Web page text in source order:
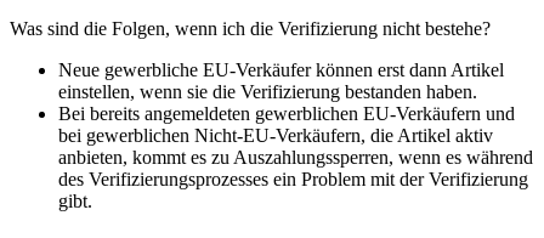
Was sind die Folgen, wenn ich die Verifizierung nicht bestehe?
Neue gewerbliche EU-Verkäufer können erst dann Artikel
einstellen, wenn sie die Verifizierung bestanden haben.
Bei bereits angemeldeten gewerblichen EU-Verkäufern und
bei gewerblichen Nicht-EU-Verkäufern, die Artikel aktiv
anbieten, kommt es zu Auszahlungssperren, wenn es während
des Verifizierungsprozesses ein Problem mit der Verifizierung
gibt.